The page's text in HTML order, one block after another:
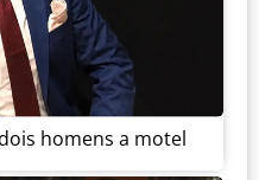
homens a motel